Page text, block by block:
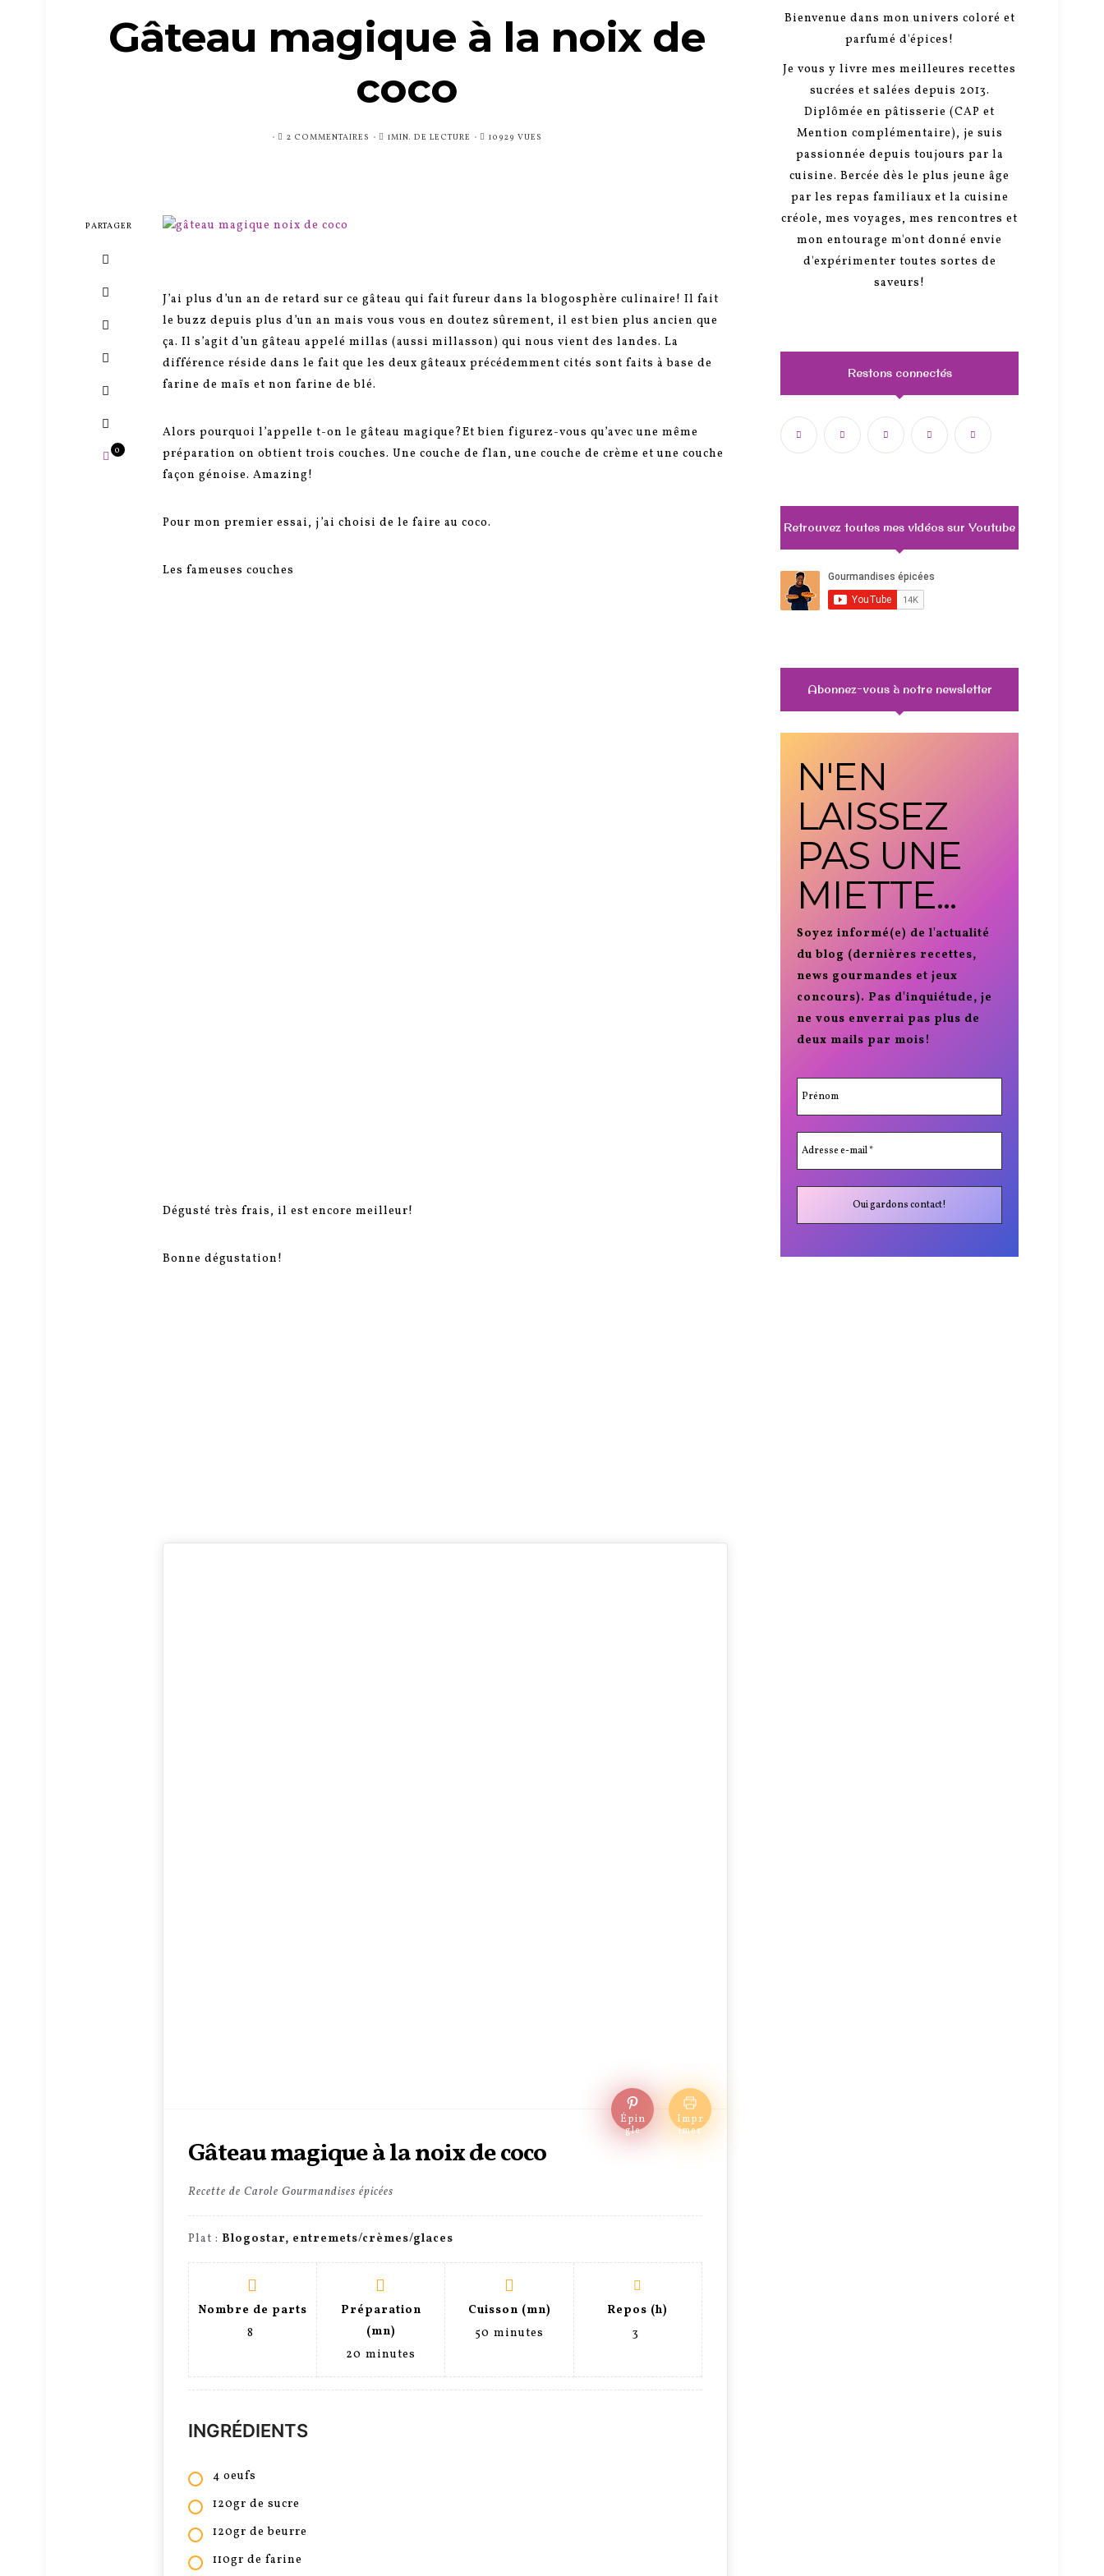
Gâteau magique à la noix de
coco
PUBLIÉ2 COMMENTAIRES 1MIN. DE LECTURE 10929 VUES
PARTAGER
0
J’ai plus d’un an de retard sur ce gâteau qui fait fureur dans la blogosphère culinaire! Il fait
le buzz depuis plus d’un an mais vous vous en doutez sûrement, il est bien plus ancien que
ça. Il s’agit d’un gâteau appelé millas (aussi millasson) qui nous vient des landes. La
différence réside dans le fait que les deux gâteaux précédemment cités sont faits à base de
farine de maïs et non farine de blé.
Alors pourquoi l’appelle t-on le gâteau magique?Et bien figurez-vous qu’avec une même
préparation on obtient trois couches. Une couche de flan, une couche de crème et une couche
façon génoise. Amazing!
Pour mon premier essai, j’ai choisi de le faire au coco.
Les fameuses couches
Dégusté très frais, il est encore meilleur!
Bonne dégustation!
Épin
gle
Impr
imer
Gâteau magique à la noix de coco
Recette de Carole Gourmandises épicées
Plat : Blogostar, entremets/crèmes/glaces
Nombre de parts
8
Préparation
(mn)
20 minutes
Cuisson (mn)
50 minutes
Repos (h)
3
INGRÉDIENTS
4 oeufs
120gr de sucre
120gr de beurre
110gr de farine
Bienvenue dans mon univers coloré et
parfumé d'épices!
Je vous y livre mes meilleures recettes
sucrées et salées depuis 2013.
Diplômée en pâtisserie (CAP et
Mention complémentaire), je suis
passionnée depuis toujours par la
cuisine. Bercée dès le plus jeune âge
par les repas familiaux et la cuisine
créole, mes voyages, mes rencontres et
mon entourage m'ont donné envie
d'expérimenter toutes sortes de
saveurs!
Restons connectés
Retrouvez toutes mes vidéos sur Youtube
Abonnez-vous à notre newsletter
N'EN
LAISSEZ
PAS UNE
MIETTE...
Soyez informé(e) de l'actualité
du blog (dernières recettes,
news gourmandes et jeux
concours). Pas d'inquiétude, je
ne vous enverrai pas plus de
deux mails par mois!